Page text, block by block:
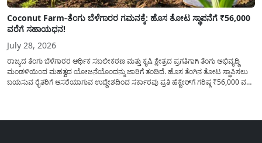
Coconut Farm-ತೆಂಗು ಬೆಳೆಗಾರರ ಗಮನಕ್ಕೆ: ಹೊಸ ತೋಟ ಸ್ಥಾಪನೆಗೆ ₹56,000
ವರೆಗೆ ಸಹಾಯಧನ!
July 28, 2026
ರಾಜ್ಯದ ತೆಂಗು ಬೆಳೆಗಾರರ ಆರ್ಥಿಕ ಸಬಲೀಕರಣ ಮತ್ತು ಕೃಷಿ ಕ್ಷೇತ್ರದ ಪ್ರಗತಿಗಾಗಿ ತೆಂಗು ಅಭಿವೃದ್ದಿ
ಮಂಡಳಿಯಿಂದ ಮಹತ್ವದ ಯೋಜನೆಯೊಂದನ್ನು ಜಾರಿಗೆ ತಂದಿದೆ. ಹೊಸ ತೆಂಗಿನ ತೋಟ ಸ್ಥಾಪಿಸಲು
ಬಯಸುವ ರೈತರಿಗೆ ಆಸರೆಯಾಗುವ ಉದ್ದೇಶದಿಂದ ಸರ್ಕಾರವು ಪ್ರತಿ ಹೆಕ್ಟೇರ್‌ಗೆ ಗರಿಷ್ಠ ₹56,000 ವರೆಗೆ